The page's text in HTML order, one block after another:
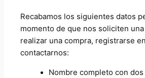
Recabamos los siguientes datos
momento de que nos soliciten
realizar una compra, registrarse
contactarnos:
Nombre completo con